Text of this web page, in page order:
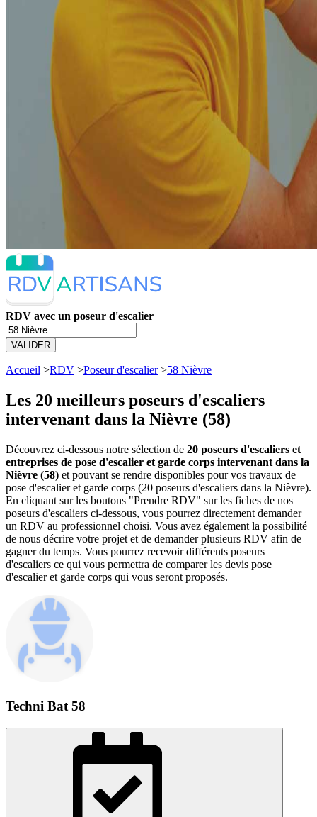
RDV avec un poseur d'escalier
VALIDER
Accueil >RDV >Poseur d'escalier>58 Nièvre
Les 20 meilleurs poseurs d'escaliers
intervenant dans la Nièvre (58)
Découvrez ci-dessous notre sélection de 20 poseurs d'escaliers et
entreprises de pose d'escalier et garde corps intervenant dans la
Nièvre (58) et pouvant se rendre disponibles pour vos travaux de
pose d'escalier et garde corps (20 poseurs d'escaliers dans la Nièvre).
En cliquant sur les boutons "Prendre RDV" sur les fiches de nos
poseurs d'escaliers ci-dessous, vous pourrez directement demander
un RDV au professionnel choisi. Vous avez également la possibilité
de nous décrire votre projet et de demander plusieurs RDV afin de
gagner du temps. Vous pourrez recevoir différents poseurs
d'escaliers ce qui vous permettra de comparer les devis pose
d'escalier et garde corps qui vous seront proposés.
Techni Bat 58